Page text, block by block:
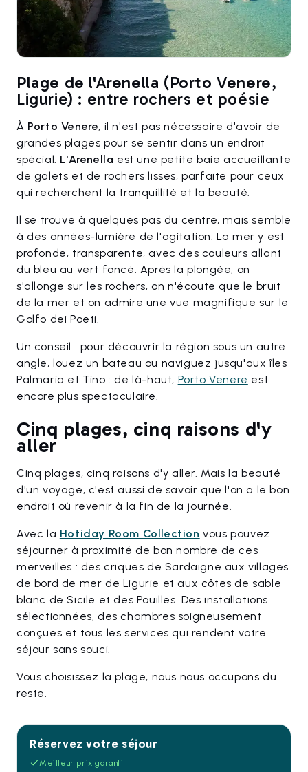
Plage de l'Arenella (Porto Venere,
Ligurie) : entre rochers et poésie
À Porto Venere, il n'est pas nécessaire d'avoir de
grandes plages pour se sentir dans un endroit
spécial. L'Arenella est une petite baie accueillante
de galets et de rochers lisses, parfaite pour ceux
qui recherchent la tranquillité et la beauté.
Il se trouve à quelques pas du centre, mais semble
à des années-lumière de l'agitation. La mer y est
profonde, transparente, avec des couleurs allant
du bleu au vert foncé. Après la plongée, on
s'allonge sur les rochers, on n'écoute que le bruit
de la mer et on admire une vue magnifique sur le
Golfo dei Poeti.
Un conseil : pour découvrir la région sous un autre
angle, louez un bateau ou naviguez jusqu'aux îles
Palmaria et Tino : de là-haut, Porto Venere est
encore plus spectaculaire.
Cinq plages, cinq raisons d'y
aller
Cinq plages, cinq raisons d'y aller. Mais la beauté
d'un voyage, c'est aussi de savoir que l'on a le bon
endroit où revenir à la fin de la journée.
Avec la Hotiday Room Collection vous pouvez
séjourner à proximité de bon nombre de ces
merveilles : des criques de Sardaigne aux villages
de bord de mer de Ligurie et aux côtes de sable
blanc de Sicile et des Pouilles. Des installations
sélectionnées, des chambres soigneusement
conçues et tous les services qui rendent votre
séjour sans souci.
Vous choisissez la plage, nous nous occupons du
reste.
Réservez votre séjour
Meilleur prix garanti